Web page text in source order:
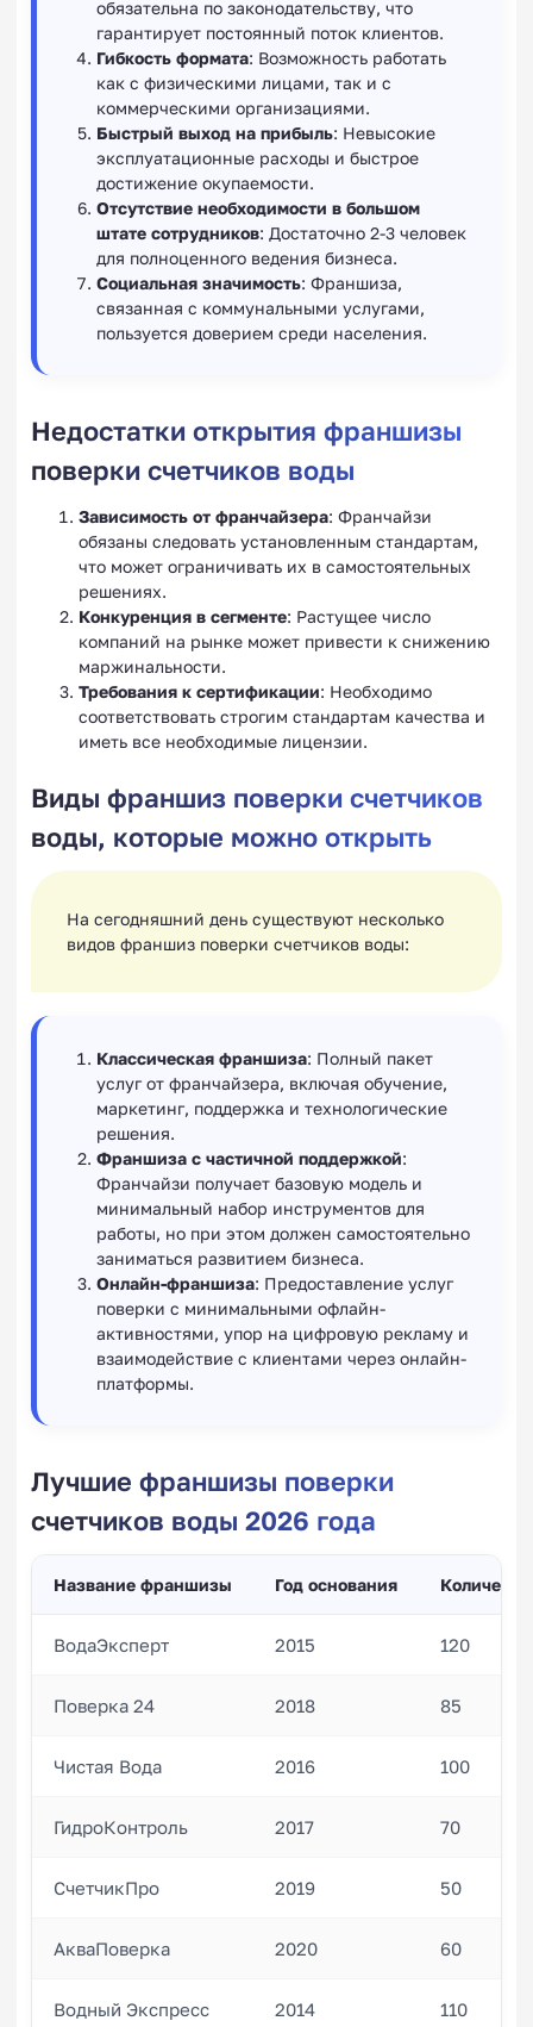
обязательна по законодательству, что
гарантирует постоянный поток клиентов.
Гибкость формата: Возможность работать
как с физическими лицами, так и с
коммерческими организациями.
Быстрый выход на прибыль: Невысокие
эксплуатационные расходы и быстрое
достижение окупаемости.
Отсутствие необходимости в большом
штате сотрудников: Достаточно 2-3 человек
для полноценного ведения бизнеса.
Социальная значимость: Франшиза,
связанная с коммунальными услугами,
пользуется доверием среди населения.
Недостатки открытия франшизы
поверки счетчиков воды
Зависимость от франчайзера: Франчайзи
обязаны следовать установленным стандартам,
что может ограничивать их в самостоятельных
решениях.
Конкуренция в сегменте: Растущее число
компаний на рынке может привести к снижению
маржинальности.
Требования к сертификации: Необходимо
соответствовать строгим стандартам качества и
иметь все необходимые лицензии.
Виды франшиз поверки счетчиков
воды, которые можно открыть
На сегодняшний день существуют несколько
видов франшиз поверки счетчиков воды:
Классическая франшиза: Полный пакет
услуг от франчайзера, включая обучение,
маркетинг, поддержка и технологические
решения.
Франшиза с частичной поддержкой:
Франчайзи получает базовую модель и
минимальный набор инструментов для
работы, но при этом должен самостоятельно
заниматься развитием бизнеса.
Онлайн-франшиза: Предоставление услуг
поверки с минимальными офлайн-
активностями, упор на цифровую рекламу и
взаимодействие с клиентами через онлайн-
платформы.
Лучшие франшизы поверки
счетчиков воды 2026 года
Название франшизы Год основания
ВодаЭксперт 2015 120
Поверка 24 2018 85
Чистая Вода 2016 100
ГидроКонтроль 2017 70
СчетчикПро 2019 50
АкваПоверка 2020 60
Водный Экспресс 2014 110